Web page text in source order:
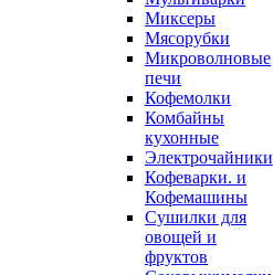
Миксеры
Мясорубки
Микроволновые
печи
Кофемолки
Комбайны
кухонные
Электрочайники
Кофеварки. и
Кофемашины
Сушилки для
овощей и
фруктов